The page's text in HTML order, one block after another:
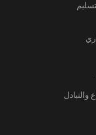
والتبادل